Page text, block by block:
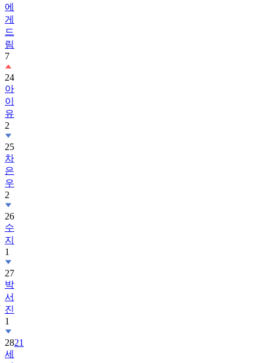
에
게
드
림
7
24
아
이
유
2
25
차
은
우
2
26
수
지
1
27
박
서
진
1
2821
세